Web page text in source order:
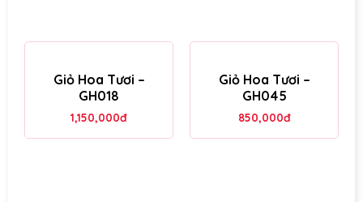
Giỏ Hoa Tươi –
GH018
1,150,000đ
Giỏ Hoa Tươi –
GH045
850,000đ